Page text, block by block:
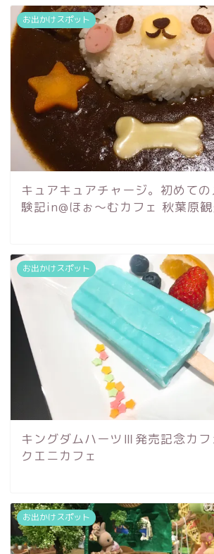
お出かけスポット
キュアキュアチャージ。初めて
験記in@ほぉ〜むカフェ 秋葉原観
お出かけスポット
キングダムハーツⅢ発売記念カ
クエニカフェ
お出かけスポット